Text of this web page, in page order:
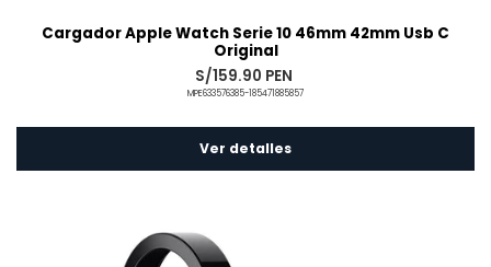
Cargador Apple Watch Serie 10 46mm 42mm Usb C
Original
S/159.90 PEN
MPE633576385-185471885857
Ver detalles